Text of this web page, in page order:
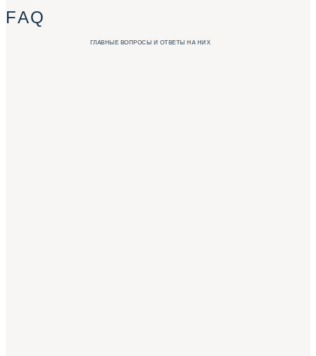
F A Q
ГЛАВНЫЕ ВОПРОСЫ И ОТВЕТЫ НА НИХ